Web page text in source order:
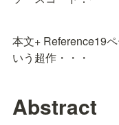
本文+ Reference19
いう超作・・・
Abstract